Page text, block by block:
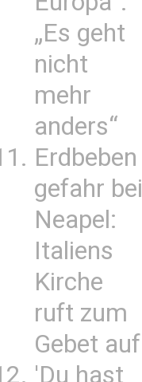
„Es geht
nicht
mehr
anders“
Erdbeben
gefahr bei
Neapel:
Italiens
Kirche
ruft zum
Gebet auf
'Du hast